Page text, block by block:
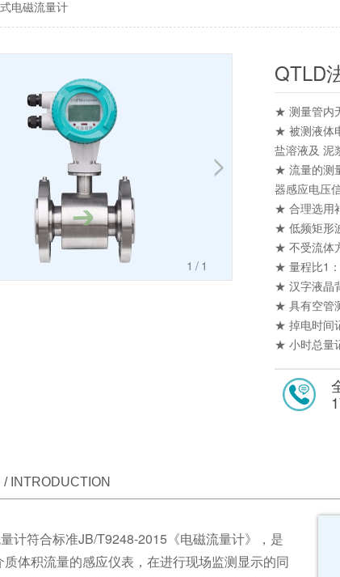
电磁流量计
1 /1
QTLD
★ 测量管内
★ 被测液体
盐溶液及 泥
★ 流量的测
器感应电压
★ 合理选用
★ 低频矩形
★ 不受流体
★ 量程比1
★ 汉字液晶
★ 具有空管
★ 掉电时间
★ 小时总量
/ INTRODUCTION
计符合标准JB/T9248-2015《电磁流量计》，是
体积流量的感应仪表，在进行现场监测显示的同